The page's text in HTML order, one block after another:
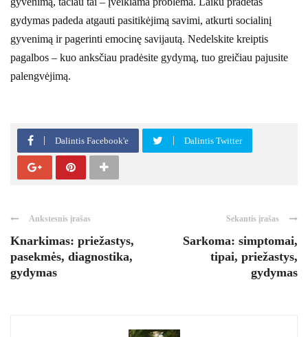
gydymas padeda atgauti pasitikėjimą savimi, atkurti socialinį
gyvenimą ir pagerinti emocinę savijautą. Nedelskite kreiptis
pagalbos – kuo anksčiau pradėsite gydymą, tuo greičiau pajusite
palengvėjimą.
Dalintis Facebook'e Dalintis Twitter
Ankstesnis įrašas
Knarkimas: priežastys,
pasekmės, diagnostika,
gydymas
Sekantis įrašas
Sarkoma: simptomai,
tipai, priežastys,
gydymas